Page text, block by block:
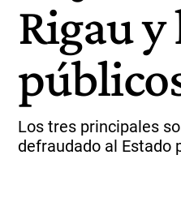
Rigau
Los tres principales
defraudado al Estado